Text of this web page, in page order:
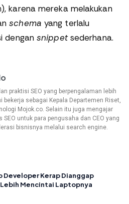
karena mereka melakukan
schema yang terlalu
dengansnippetsederhana.
praktisi SEO yang berpengalaman lebih
bekerja sebagai Kepala Departemen Riset,
Mojok.co. Selain itu juga mengajar
SEO untuk para pengusaha dan CEO yang
bisnisnya melalui search engine.
Developer Kerap Dianggap
Mencintai Laptopnya